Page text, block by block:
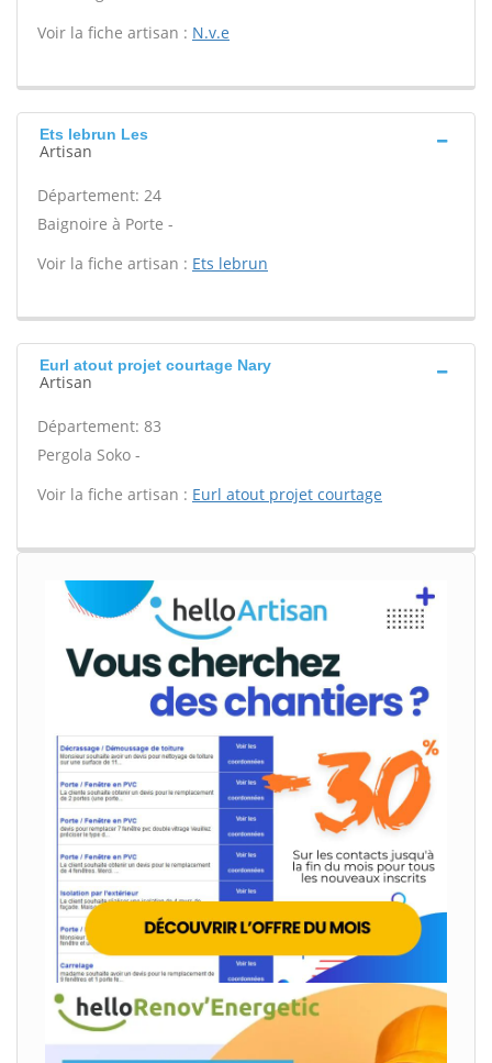
Voir la fiche artisan : N.v.e
Ets lebrun Les
Artisan
Département: 24
Baignoire à Porte -
Voir la fiche artisan : Ets lebrun
Eurl atout projet courtage Nary
Artisan
Département: 83
Pergola Soko -
Voir la fiche artisan : Eurl atout projet courtage